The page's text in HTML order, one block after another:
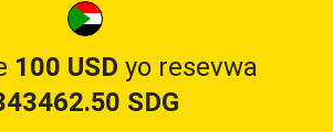
100 USD yo resevwa
SDG